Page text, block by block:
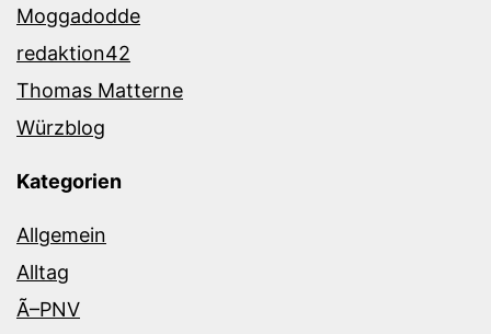
Moggadodde
redaktion42
Thomas Matterne
Würzblog
Kategorien
Allgemein
Alltag
Ã–PNV